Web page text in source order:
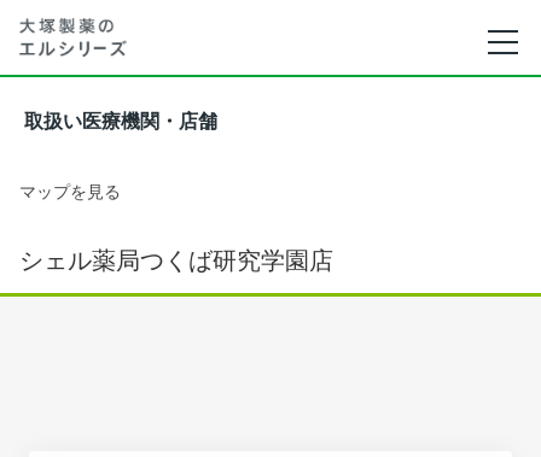
取扱い医療機関・店舗
マップを見る
シェル薬局つくば研究学園店